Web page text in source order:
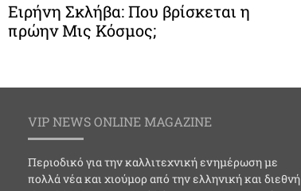
Ειρήνη Σκλήβα: Που βρίσκεται η
πρώην Μις Κόσμος;
VIP NEWS ONLINE MAGAZINE
Περιοδικό για την καλλιτεχνική ενημέρωση με
πολλά νέα και χιούμορ από την ελληνική και διεθνή